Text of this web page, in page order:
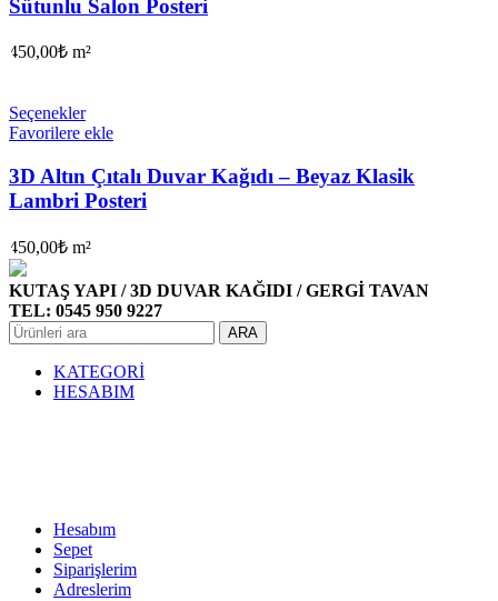
Sütunlu Salon Posteri
450,00₺ m²
Seçenekler
Favorilere ekle
3D Altın Çıtalı Duvar Kağıdı – Beyaz Klasik
Lambri Posteri
450,00₺ m²
KUTAŞ YAPI / 3D DUVAR KAĞIDI / GERGİ TAVAN
TEL: 0545 950 9227
ARA
KATEGORİ
HESABIM
Hesabım
Sepet
Siparişlerim
Adreslerim